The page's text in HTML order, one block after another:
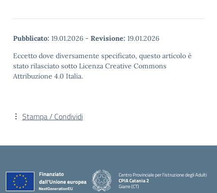
Pubblicato: 19.01.2026 - Revisione: 19.01.2026
Eccetto dove diversamente specificato, questo articolo è
stato rilasciato sotto Licenza Creative Commons
Attribuzione 4.0 Italia.
Stampa / Condividi
Centro Provinciale per l'istruzione degli Adulti
CPIA Catania 2
Giarre (CT)